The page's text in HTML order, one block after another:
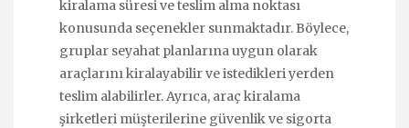
kiralama süresi ve teslim alma noktası
konusunda seçenekler sunmaktadır. Böylece,
gruplar seyahat planlarına uygun olarak
araçlarını kiralayabilir ve istedikleri yerden
teslim alabilirler. Ayrıca, araç kiralama
şirketleri müşterilerine güvenlik ve sigorta